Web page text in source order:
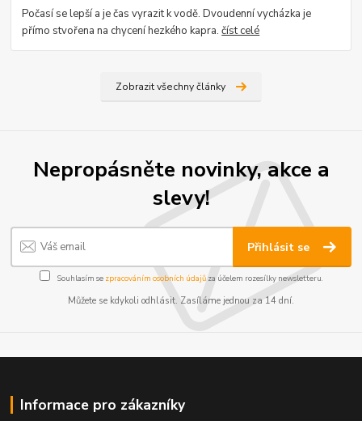
Počasí se lepší a je čas vyrazit k vodě. Dvoudenní vycházka je
přímo stvořena na chycení hezkého kapra.číst celé
Zobrazit všechny články
Nepropásněte novinky, akce a
slevy!
Přihlásit se
Souhlasím se zpracováním osobních údajůza účelem rozesílky newsletteru.
Můžete se kdykoli odhlásit. Zasíláme jednou za 14 dní.
Informace pro zákazníky